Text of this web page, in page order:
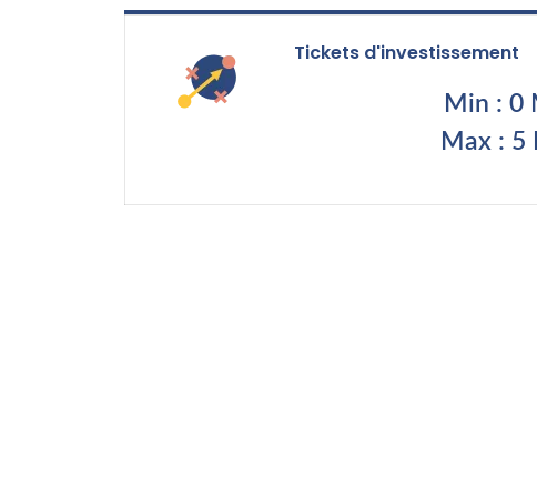
Tickets d'investissement
Min : 0
Max : 5